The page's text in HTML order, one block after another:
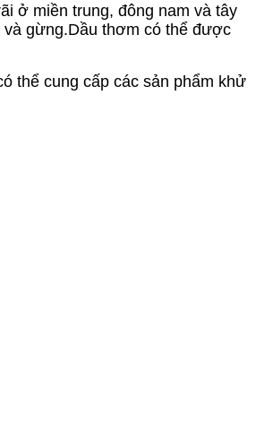
ở miền trung, đông nam và tây
và gừng.Dầu thơm có thể được
thể cung cấp các sản phẩm khử